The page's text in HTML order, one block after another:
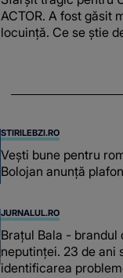
ACTOR. A fost găsit
locuință. Ce se știe
STIRILEBZI.RO
Vești bune pentru
Bolojan anunță
JURNALUL.RO
Brațul Bala - brandul
neputinței. 23 de ani
identificarea